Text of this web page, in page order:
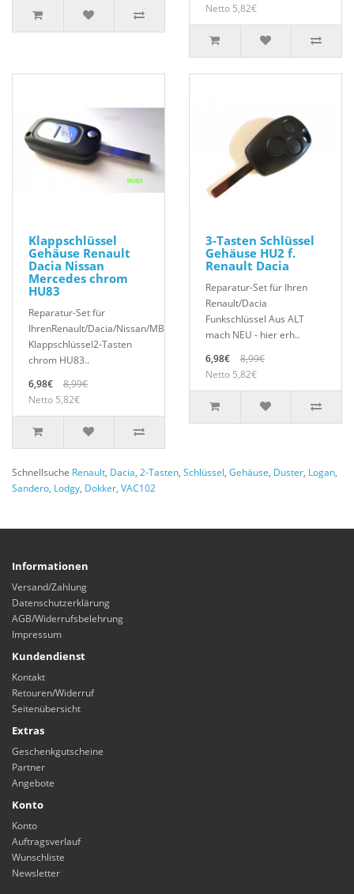
Netto 5,82€
Klappschlüssel
Gehäuse Renault
Dacia Nissan
Mercedes chrom
HU83
Reparatur-Set für
IhrenRenault/Dacia/Nissan/MB
Klappschlüssel2-Tasten
chrom HU83..
6,98€
8,99€
Netto 5,82€
3-Tasten Schlüssel
Gehäuse HU2 f.
Renault Dacia
Reparatur-Set für Ihren
Renault/Dacia
Funkschlüssel Aus ALT
mach NEU - hier erh..
6,98€
8,99€
Netto 5,82€
Schnellsuche Renault, Dacia, 2-Tasten, Schlüssel, Gehäuse, Duster, Logan,
Sandero, Lodgy, Dokker, VAC102
Informationen
Versand/Zahlung
Datenschutzerklärung
AGB/Widerrufsbelehrung
Impressum
Kundendienst
Kontakt
Retouren/Widerruf
Seitenübersicht
Extras
Geschenkgutscheine
Partner
Angebote
Konto
Konto
Auftragsverlauf
Wunschliste
Newsletter